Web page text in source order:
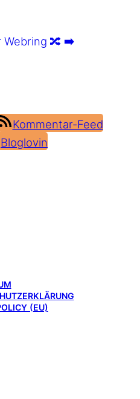
Webring 🔀 ➡️
Kommentar-Feed
Bloglovin
(EU)